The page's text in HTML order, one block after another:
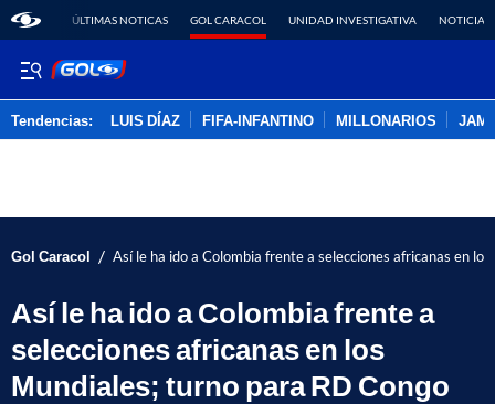
ÚLTIMAS NOTICAS GOL CARACOL UNIDAD INVESTIGATIVA NOTICIAS
Tendencias: LUIS DÍAZ FIFA-INFANTINO MILLONARIOS
Gol Caracol / Así le ha ido a Colombia frente a selecciones africanas en
Así le ha ido a Colombia frente a
selecciones africanas en los
Mundiales; turno para RD Congo